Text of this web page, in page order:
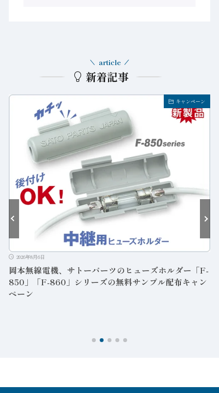
新着記事
article
キャンペーン
2026年8月6日
岡本無線電機、サトーパーツのヒューズホルダー「F-
850」「F-860」シリーズの無料サンプル配布キャン
ペーン